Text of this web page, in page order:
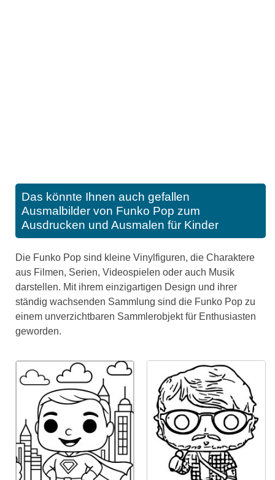
Das könnte Ihnen auch gefallen
Ausmalbilder von Funko Pop zum
Ausdrucken und Ausmalen für Kinder
Die Funko Pop sind kleine Vinylfiguren, die Charaktere
aus Filmen, Serien, Videospielen oder auch Musik
darstellen. Mit ihrem einzigartigen Design und ihrer
ständig wachsenden Sammlung sind die Funko Pop zu
einem unverzichtbaren Sammlerobjekt für Enthusiasten
geworden.